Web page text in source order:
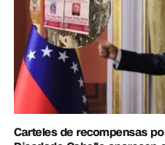
Carteles de recompensas